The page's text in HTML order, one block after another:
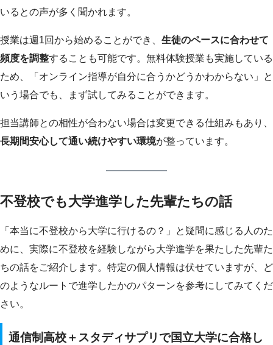
いるとの声が多く聞かれます。
授業は週1回から始めることができ、 生徒のペースに合わせて
頻度を調整することも可能です。無料体験授業も実施している
ため、「オンライン指導が自分に合うかどうかわからない」と
いう場合でも、まず試してみることができます。
担当講師との相性が合わない場合は変更できる仕組みもあり、
長期間安心して通い続けやすい環境が整っています。
不登校でも大学進学した先輩たちの話
「本当に不登校から大学に行けるの？」と疑問に感じる人のた
めに、実際に不登校を経験しながら大学進学を果たした先輩た
ちの話をご紹介します。特定の個人情報は伏せていますが、ど
のようなルートで進学したかのパターンを参考にしてみてくだ
さい。
通信制高校＋スタディサプリで国立大学に合格し